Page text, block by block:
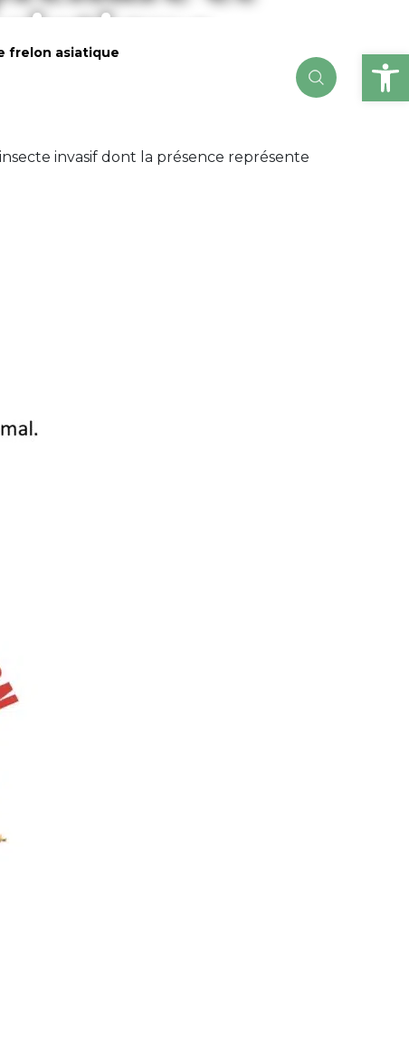
frelon asiatique
invasif dont la présence représente